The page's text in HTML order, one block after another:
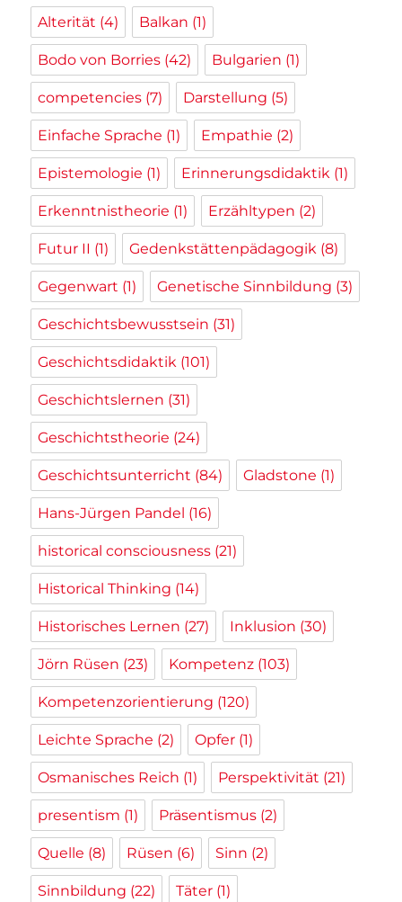
Alterität (4) Balkan (1)
Bodo von Borries (42) Bulgarien (1)
competencies (7) Darstellung (5)
Einfache Sprache (1) Empathie (2)
Epistemologie (1) Erinnerungsdidaktik (1)
Erkenntnistheorie (1) Erzähltypen (2)
Futur II (1) Gedenkstättenpädagogik (8)
Gegenwart (1) Genetische Sinnbildung (3)
Geschichtsbewusstsein (31)
Geschichtsdidaktik (101)
Geschichtslernen (31)
Geschichtstheorie (24)
Geschichtsunterricht (84) Gladstone (1)
Hans-Jürgen Pandel (16)
historical consciousness (21)
Historical Thinking (14)
Historisches Lernen (27) Inklusion (30)
Jörn Rüsen (23) Kompetenz (103)
Kompetenzorientierung (120)
Leichte Sprache (2) Opfer (1)
Osmanisches Reich (1) Perspektivität (21)
presentism (1) Präsentismus (2)
Quelle (8) Rüsen (6) Sinn (2)
Sinnbildung (22) Täter (1)